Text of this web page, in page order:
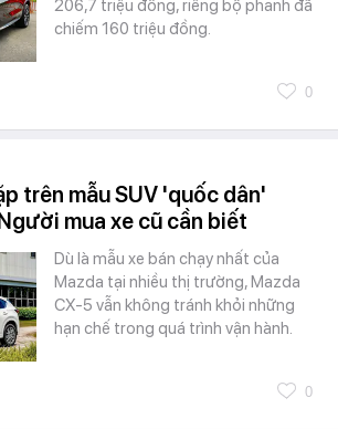
206,7 triệu đồng, riêng bộ phanh đã
chiếm 160 triệu đồng.
0
trên mẫu SUV 'quốc dân'
mua xe cũ cần biết
Dù là mẫu xe bán chạy nhất của
Mazda tại nhiều thị trường, Mazda
CX-5 vẫn không tránh khỏi những
hạn chế trong quá trình vận hành.
0